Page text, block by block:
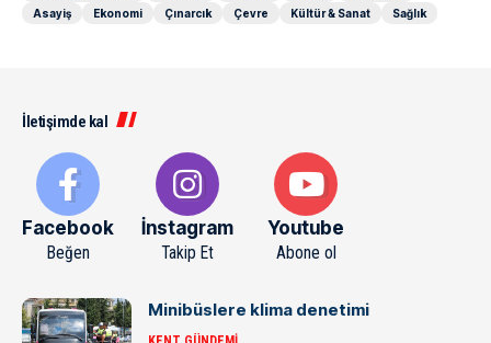
Asayiş
Ekonomi Çınarcık Çevre Kültür & Sanat Sağlık
İletişimde kal
Facebook
Beğen
İnstagram
Takip Et
Youtube
Abone ol
Minibüslere klima denetimi